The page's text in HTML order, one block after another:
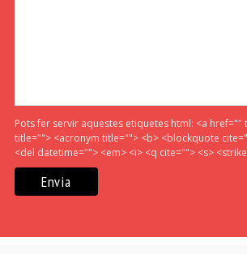
Pots fer servir aquestes etiquetes html: <a href=""
title=""> <acronym title=""> <b> <blockquote
<del datetime=""> <em> <i> <q cite=""> <s>